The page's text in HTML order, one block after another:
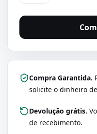
Compra Garantida.
solicite o dinheiro
Devolução grátis.
de recebimento.